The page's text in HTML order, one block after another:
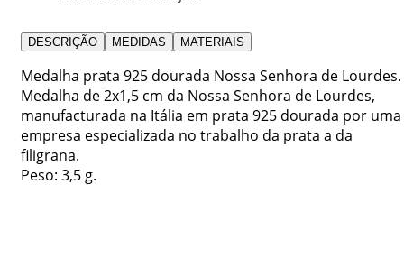
DESCRIÇÃO MEDIDAS MATERIAIS
Medalha prata 925 dourada Nossa Senhora de Lourdes.
Medalha de 2x1,5 cm da Nossa Senhora de Lourdes,
manufacturada na Itália em prata 925 dourada por uma
empresa especializada no trabalho da prata a da
filigrana.
Peso: 3,5 g.